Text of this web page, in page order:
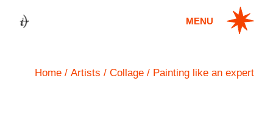
MENU
Home Artists Collage Painting like an expert